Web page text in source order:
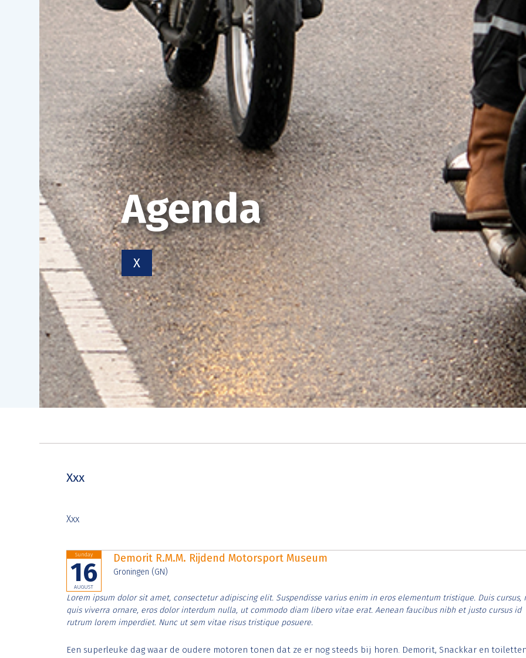
Agenda
X
Xxx
Xxx
Sunday
16
AUGUST
Demorit R.M.M. Rijdend Motorsport Museum
Groningen (GN)
Lorem ipsum dolor sit amet, consectetur adipiscing elit. Suspendisse varius enim in eros elementum tristique. Duis cursus,
quis viverra ornare, eros dolor interdum nulla, ut commodo diam libero vitae erat. Aenean faucibus nibh et justo cursus id
rutrum lorem imperdiet. Nunc ut sem vitae risus tristique posuere.
Een superleuke dag waar de oudere motoren tonen dat ze er nog steeds bij horen. Demorit, Snackkar en